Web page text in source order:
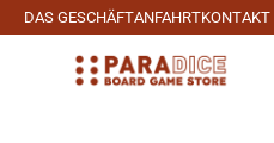
Zum Hauptinhalt springen
DAS GESCHÄFTANFAHRTKONTAKT